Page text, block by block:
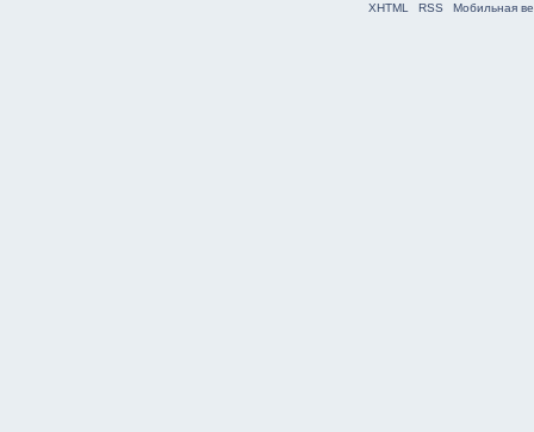
XHTML
RSS Мобильная